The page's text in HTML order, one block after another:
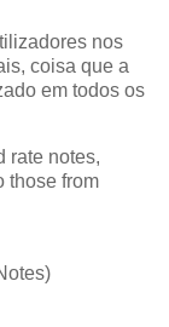
nos
coisa que a
em todos os
rate notes,
those from